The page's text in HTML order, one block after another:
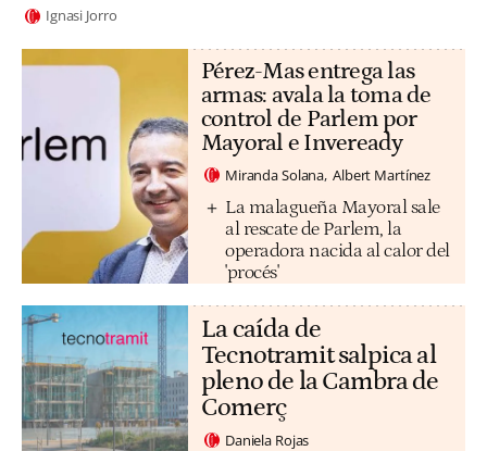
Ignasi Jorro
Pérez-Mas entrega las
armas: avala la toma de
control de Parlem por
Mayoral e Inveready
Miranda Solana Albert Martínez
La malagueña Mayoral sale
al rescate de Parlem, la
operadora nacida al calor del
'procés'
La caída de
Tecnotramit salpica al
pleno de la Cambra de
Comerç
Daniela Rojas